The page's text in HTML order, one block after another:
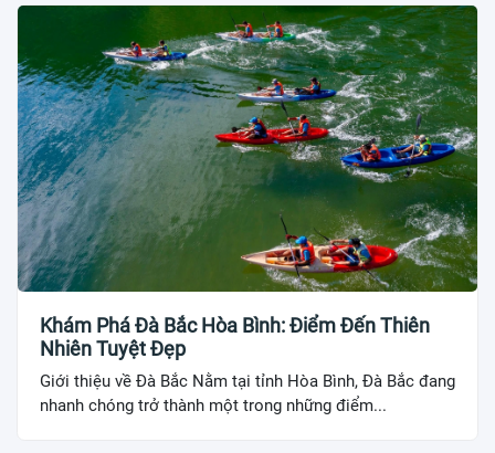
Khám Phá Đà Bắc Hòa Bình: Điểm Đến Thiên
Nhiên Tuyệt Đẹp
Giới thiệu về Đà Bắc Nằm tại tỉnh Hòa Bình, Đà Bắc đang
nhanh chóng trở thành một trong những điểm...